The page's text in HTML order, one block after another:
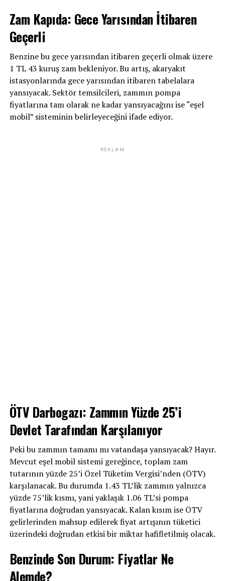
Zam Kapıda: Gece Yarısından İtibaren
Geçerli
Benzine bu gece yarısından itibaren geçerli olmak üzere
1 TL 43 kuruş zam bekleniyor. Bu artış, akaryakıt
istasyonlarında gece yarısından itibaren tabelalara
yansıyacak. Sektör temsilcileri, zammın pompa
fiyatlarına tam olarak ne kadar yansıyacağını ise “eşel
mobil” sisteminin belirleyeceğini ifade ediyor.
REKLAM
ÖTV Darbogazı: Zammın Yüzde 25’i
Devlet Tarafından Karşılanıyor
Peki bu zammın tamamı mı vatandaşa yansıyacak? Hayır.
Mevcut eşel mobil sistemi gereğince, toplam zam
tutarının yüzde 25’i Özel Tüketim Vergisi’nden (ÖTV)
karşılanacak. Bu durumda 1.43 TL’lik zammın yalnızca
yüzde 75’lik kısmı, yani yaklaşık 1.06 TL’si pompa
fiyatlarına doğrudan yansıyacak. Kalan kısım ise ÖTV
gelirlerinden mahsup edilerek fiyat artışının tüketici
üzerindeki doğrudan etkisi bir miktar hafifletilmiş olacak.
Benzinde Son Durum: Fiyatlar Ne
Alemde?